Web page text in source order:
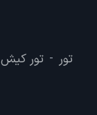
تور - تور کیش